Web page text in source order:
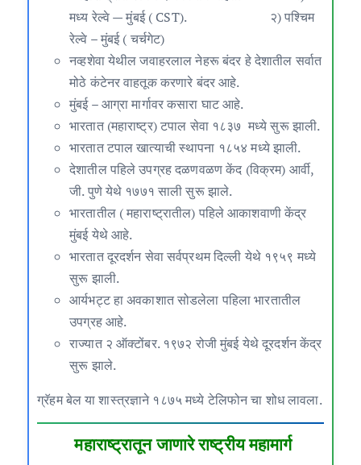
मध्य रेल्वे — मुंबई ( CST). २) पश्चिम
रेल्वे – मुंबई ( चर्चगेट)
नव्हशेवा येथील जवाहरलाल नेहरू बंदर हे देशातील सर्वात
मोठे कंटेनर वाहतूक करणारे बंदर आहे.
मुंबई – आग्रा मार्गावर कसारा घाट आहे.
भारतात (महाराष्ट्र) टपाल सेवा १८३७ मध्ये सुरू झाली.
भारतात टपाल खात्याची स्थापना १८५४ मध्ये झाली.
देशातील पहिले उपग्रह दळणवळण केंद (विक्रम) आर्वी,
जी. पुणे येथे १७७१ साली सुरू झाले.
भारतातील ( महाराष्ट्रातील) पहिले आकाशवाणी केंद्र
मुंबई येथे आहे.
भारतात दूरदर्शन सेवा सर्वप्रथम दिल्ली येथे १९५९ मध्ये
सुरू झाली.
आर्यभट्ट हा अवकाशात सोडलेला पहिला भारतातील
उपग्रह आहे.
राज्यात २ ऑक्टोंबर. १९७२ रोजी मुंबई येथे दूरदर्शन केंद्र
सुरू झाले.
ग्रॅहम बेल या शास्त्रज्ञाने १८७५ मध्ये टेलिफोन चा शोध लावला.
महाराष्ट्रातून जाणारे राष्ट्रीय महामार्ग